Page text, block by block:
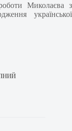
Миколаєва з
української